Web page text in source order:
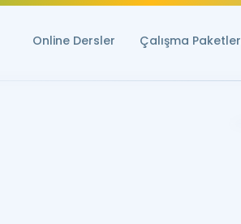
Online Dersler Çalışma